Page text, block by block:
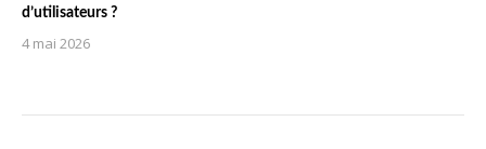
d’utilisateurs ?
4 mai 2026